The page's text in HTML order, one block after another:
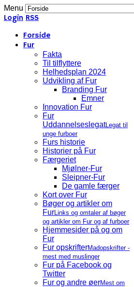
Menu
Login RSS
Forside
Fur
Fakta
Til tilflyttere
Helhedsplan 2024
Udvikling af Fur
Branding Fur
Emner
Innovation Fur
Fur
UddannelseslegatLegat til
unge furboer
Furs historie
Historier på Fur
Færgeriet
Mjølner-Fur
Sleipner-Fur
De gamle færger
Kort over Fur
Bøger og artikler om
FurLinks og omtaler af bøger
og artikler om Fur og af furboer
Hjemmesider på og om
Fur
Fur opskrifterMadopskrifter -
mest med muslinger
Fur på Facebook og
Twitter
Fur og andre øerMest om